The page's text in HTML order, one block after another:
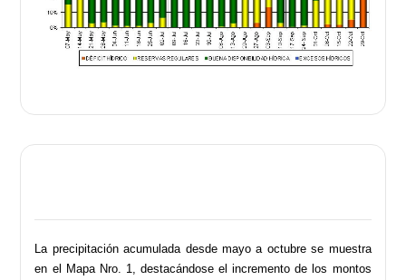
La precipitación acumulada desde mayo a octubre se muestra
en el Mapa Nro. 1, destacándose el incremento de los montos